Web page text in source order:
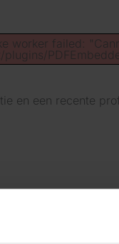
worker failed:
plugins/
en een recente